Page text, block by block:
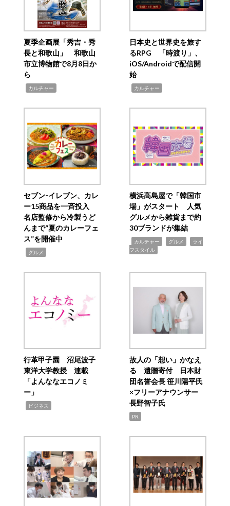
夏季企画展「秀吉・秀
長と和歌山」 和歌山
市立博物館で8月8日か
ら
カルチャー
日本史と世界史を旅す
るRPG 「時渡り」、
iOS/Androidで配信開
始
カルチャー
セブン‐イレブン、カレ
ー15商品を一斉投入
名店監修から冷製うど
んまで“夏のカレーフェ
ス”を開催中
グルメ
横浜高島屋で「韓国市
場」がスタート 人気
グルメから雑貨まで約
30ブランドが集結
カルチャー グルメ
ライ
フスタイル
行革甲子園 沼尾波子
東洋大学教授 連載
「よんななエコノミ
ー」
ビジネス
故人の「想い」かなえ
る 遺贈寄付 日本財
団名誉会長 笹川陽平氏
×フリーアナウンサー
長野智子氏
PR